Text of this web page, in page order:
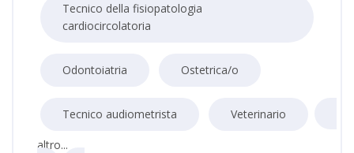
Tecnico della fisiopatologia
cardiocircolatoria
Odontoiatria Ostetrica/o
Tecnico audiometrista Veterinario
altro...